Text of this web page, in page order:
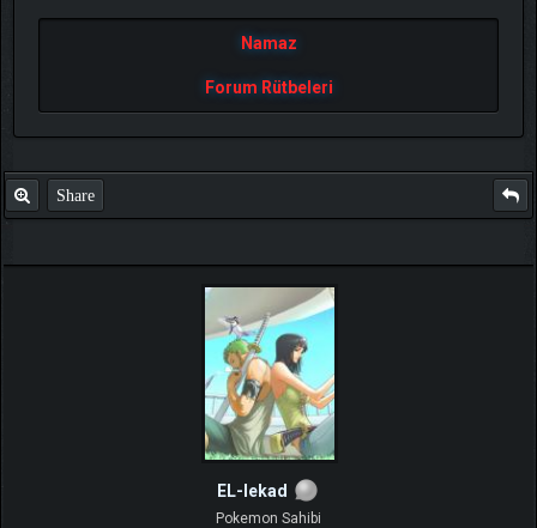
Namaz
Forum Rütbeleri
Share
EL-lekad
Pokemon Sahibi